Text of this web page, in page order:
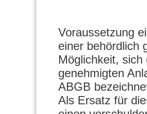
Voraussetzung
einer behördlich
Möglichkeit,
genehmigten
ABGB
Als Ersatz für